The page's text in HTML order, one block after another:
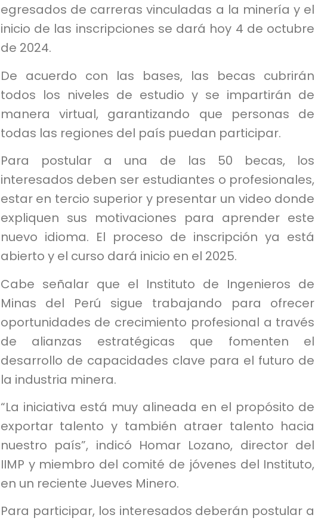
egresados de carreras vinculadas a la minería y el
inicio de las inscripciones se dará hoy 4 de octubre
de 2024.
De acuerdo con las bases, las becas cubrirán
todos los niveles de estudio y se impartirán de
manera virtual, garantizando que personas de
todas las regiones del país puedan participar.
Para postular a una de las 50 becas, los
interesados deben ser estudiantes o profesionales,
estar en tercio superior y presentar un video donde
expliquen sus motivaciones para aprender este
nuevo idioma. El proceso de inscripción ya está
abierto y el curso dará inicio en el 2025.
Cabe señalar que el Instituto de Ingenieros de
Minas del Perú sigue trabajando para ofrecer
oportunidades de crecimiento profesional a través
de alianzas estratégicas que fomenten el
desarrollo de capacidades clave para el futuro de
la industria minera.
“La iniciativa está muy alineada en el propósito de
exportar talento y también atraer talento hacia
nuestro país”, indicó Homar Lozano, director del
IIMP y miembro del comité de jóvenes del Instituto,
en un reciente Jueves Minero.
Para participar, los interesados deberán postular a